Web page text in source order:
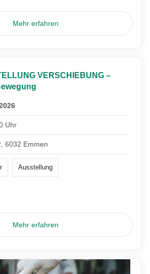
Mehr erfahren
VERSCHIEBUNG –
Uhr
6032 Emmen
Ausstellung
Mehr erfahren